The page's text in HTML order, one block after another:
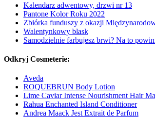
Kalendarz adwentowy, drzwi nr 13
Pantone Kolor Roku 2022
Zbiórka funduszy z okazji
Walentynkowy blask
Samodzielnie farbujesz brwi? Na to
Odkryj Cosmeterie:
Aveda
ROQUEBRUN Body Lotion
Lime Caviar Intense Nourishment Hair
Rahua Enchanted Island Conditioner
Andrea Maack Jest Extrait de Parfum